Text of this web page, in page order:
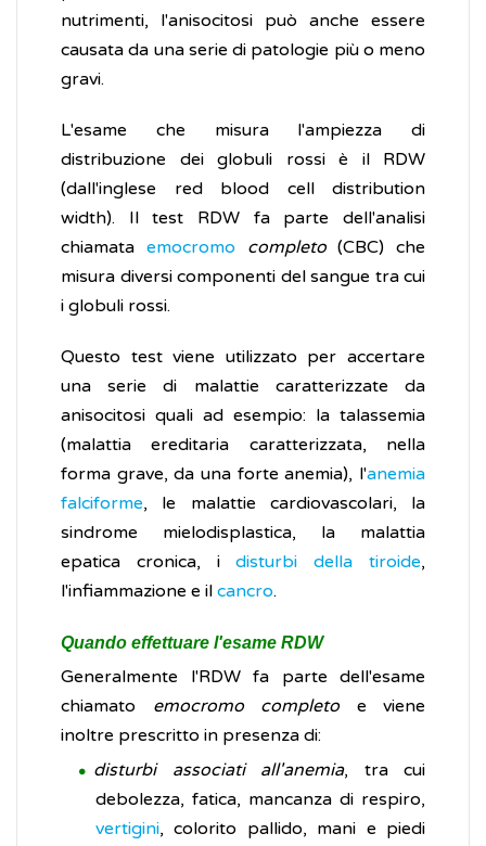
nutrimenti, l'anisocitosi può anche essere
causata da una serie di patologie più o meno
gravi.
L'esame che misura l'ampiezza di
distribuzione dei globuli rossi è il RDW
(dall'inglese red blood cell distribution
width). Il test RDW fa parte dell'analisi
chiamata emocromo completo(CBC) che
misura diversi componenti del sangue tra cui
i globuli rossi.
Questo test viene utilizzato per accertare
una serie di malattie caratterizzate da
anisocitosi quali ad esempio: la talassemia
(malattia ereditaria caratterizzata, nella
forma grave, da una forte anemia), l'anemia
falciforme, le malattie cardiovascolari, la
sindrome mielodisplastica, la malattia
epatica cronica, idisturbi della tiroide,
l'infiammazione e il cancro.
Quando effettuare l'esame RDW
Generalmente l'RDW fa parte dell'esame
chiamato emocromo completoe viene
inoltre prescritto in presenza di:
disturbi associati all'anemia, tra cui
debolezza, fatica, mancanza di respiro,
vertigini, colorito pallido, mani e piedi